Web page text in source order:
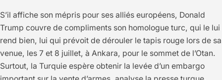
S’il affiche son mépris pour ses alliés européens, Donald
Trump couvre de compliments son homologue turc, qui le lui
rend bien, lui qui prévoit de dérouler le tapis rouge lors de sa
venue, les 7 et 8 juillet, à Ankara, pour le sommet de l’Otan.
Surtout, la Turquie espère obtenir la levée d’un embargo